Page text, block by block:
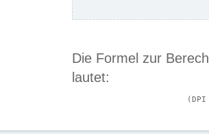
Die Formel zur
lautet: